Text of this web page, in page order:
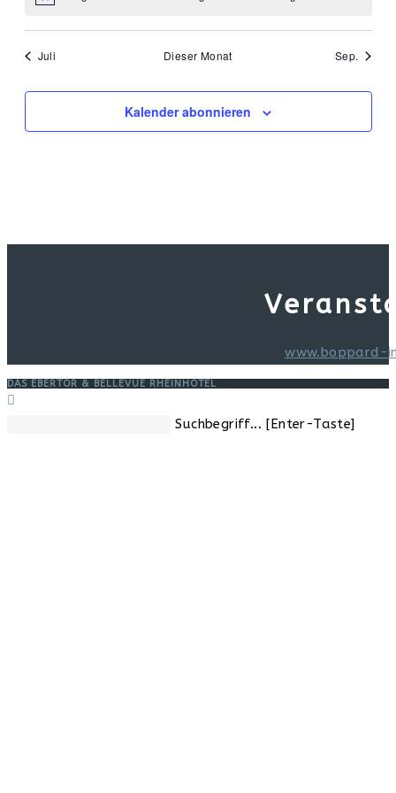
Juli Dieser Monat Sep.
Kalender abonnieren
www.boppard-
DAS EBERTOR & BELLEVUE RHEINHOTEL
Suchbegriff... [Enter-Taste]